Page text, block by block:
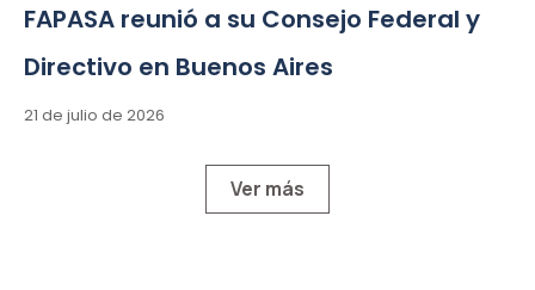
FAPASA reunió a su Consejo Federal y
Directivo en Buenos Aires
21 de julio de 2026
Ver más